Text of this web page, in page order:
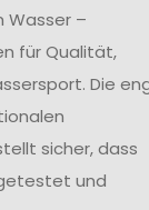
Wasser –
für Qualität,
Die
sicher, dass
und